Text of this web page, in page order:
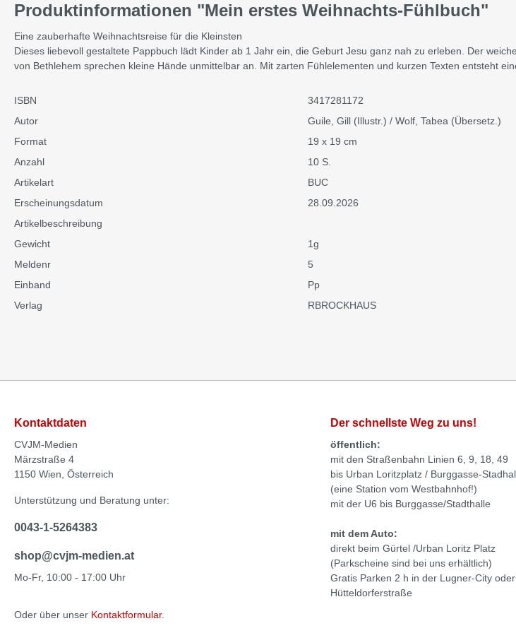
Produktinformationen "Mein erstes Weihnachts-Fühlbuch"
Eine zauberhafte Weihnachtsreise für die Kleinsten
Dieses liebevoll gestaltete Pappbuch lädt Kinder ab 1 Jahr ein, die Geburt Jesu ganz nah zu erleben. Der
von Bethlehem sprechen kleine Hände unmittelbar an. Mit zarten Fühlelementen und kurzen Texten entsteht
ISBN
3417281172
Autor
Guile, Gill (Illustr.) / Wolf, Tabea (Übersetz.)
Format
19 x 19 cm
Anzahl
10 S.
Artikelart
BUC
Erscheinungsdatum
28.09.2026
Artikelbeschreibung
Gewicht
1g
Meldenr
5
Einband
Pp
Verlag
RBROCKHAUS
Kontaktdaten
CVJM-Medien
Märzstraße 4
1150 Wien, Österreich
Unterstützung und Beratung unter:
0043-1-5264383
shop@cvjm-medien.at
Mo-Fr, 10:00 - 17:00 Uhr
Oder über unser Kontaktformular.
Der schnellste Weg zu uns!
öffentlich:
mit den Straßenbahn Linien 6, 9, 18, 49
bis Urban Loritzplatz / Burggasse-
(eine Station vom Westbahnhof!)
mit der U6 bis Burggasse/Stadthalle
mit dem Auto:
direkt beim Gürtel /Urban Loritz Platz
(Parkscheine sind bei uns erhältlich)
Gratis Parken 2 h in der Lugner-City
Hütteldorferstraße